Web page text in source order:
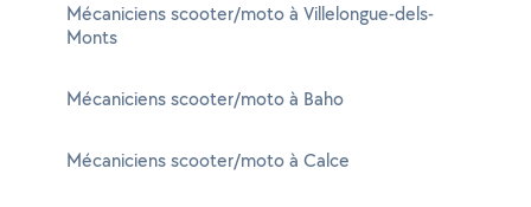
Mécaniciens scooter/moto à Villelongue-dels-
Monts
Mécaniciens scooter/moto à Baho
Mécaniciens scooter/moto à Calce